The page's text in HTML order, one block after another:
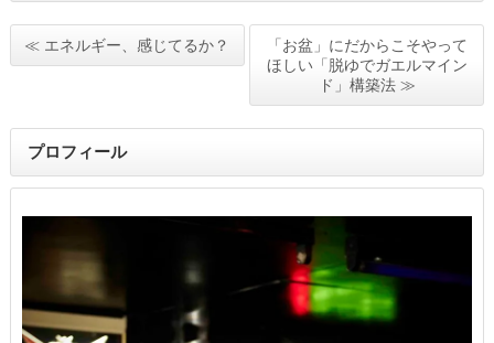
≪ エネルギー、感じてるか？
「お盆」にだからこそやって
ほしい「脱ゆでガエルマイン
ド」構築法 ≫
プロフィール